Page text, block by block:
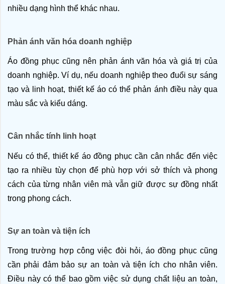
nhiều dạng hình thể khác nhau.
Phản ánh văn hóa doanh nghiệp
Áo đồng phục cũng nên phản ánh văn hóa và giá trị của
doanh nghiệp. Ví dụ, nếu doanh nghiệp theo đuổi sự sáng
tạo và linh hoạt, thiết kế áo có thể phản ánh điều này qua
màu sắc và kiểu dáng.
Cân nhắc tính linh hoạt
Nếu có thể, thiết kế áo đồng phục cần cân nhắc đến việc
tạo ra nhiều tùy chọn để phù hợp với sở thích và phong
cách của từng nhân viên mà vẫn giữ được sự đồng nhất
trong phong cách.
Sự an toàn và tiện ích
Trong trường hợp công việc đòi hỏi, áo đồng phục cũng
cần phải đảm bảo sự an toàn và tiện ích cho nhân viên.
Điều này có thể bao gồm việc sử dụng chất liệu an toàn,